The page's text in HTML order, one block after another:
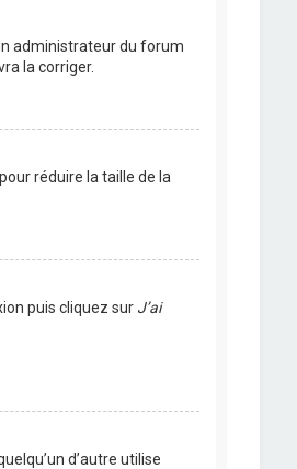
administrateur du forum
la corriger.
réduire la taille de la
puis cliquez sur J’ai
d’autre utilise